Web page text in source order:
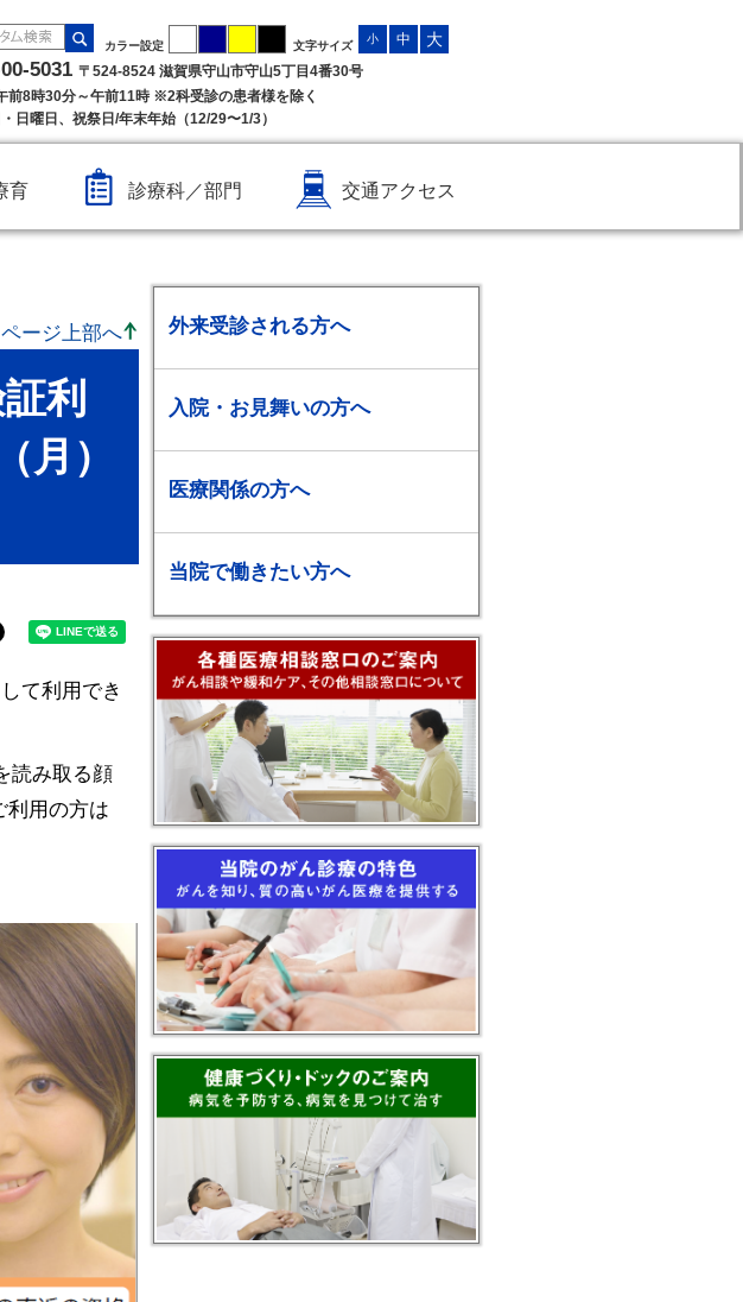
カラー設定 文字サイズ
小 中 大
5031 〒524-8524 滋賀県守山市守山5丁目4番30号
前8時30分～午前11時 ※2科受診の患者様を除く
日曜日、祝祭日/年末年始（12/29〜1/3）
育 診療科／部門 交通アクセス
ページ上部へ
利
月）
て利用でき
読み取る顔
利用の方は
外来受診される方へ
入院・お見舞いの方へ
医療関係の方へ
当院で働きたい方へ